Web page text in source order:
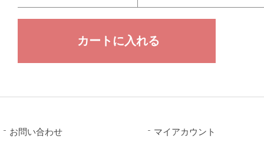
お問い合わせ
マイアカウント